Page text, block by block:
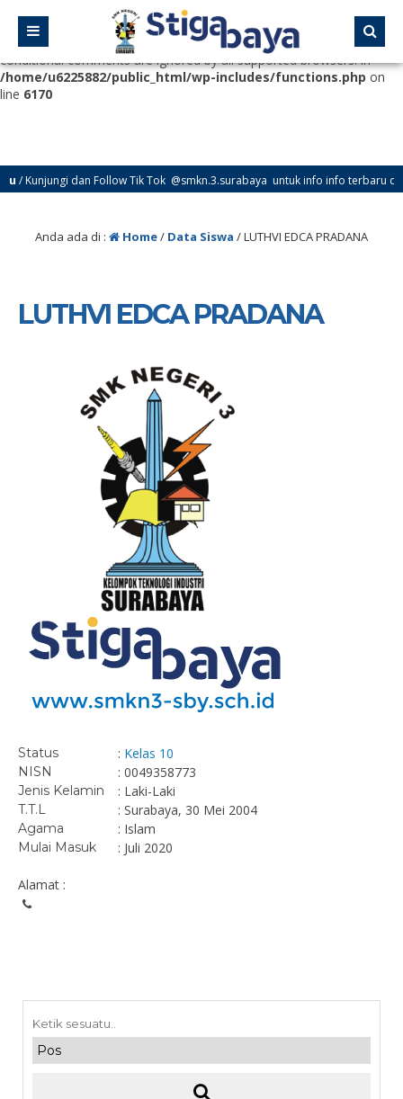
Deprecated
: Function WP_Dependencies->add_data() was called
with an argument that is
deprecated
since version 6.9.0! IE
conditional comments are ignored by all supported browsers. in
/home/u6225882/public_html/wp-includes/functions.php on
line 6170
Kunjungi dan Follow Tik Tok @smkn.3.surabaya untuk info info terbaru dari
Anda ada di : Home/ Data Siswa /LUTHVI EDCA PRADANA
LUTHVI EDCA PRADANA
Status : Kelas 10
NISN : 0049358773
Jenis Kelamin : Laki-Laki
T.T.L : Surabaya, 30 Mei 2004
Agama : Islam
Mulai Masuk : Juli 2020
Alamat :